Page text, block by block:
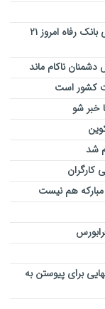
آخرین خبر از پرداخت مستمری مددجویان بهزیستی بانک رفاه امروز ۲۱
ناکام ماند
کشور است
خبر شو
شد
هم نیست
برای پیوستن به